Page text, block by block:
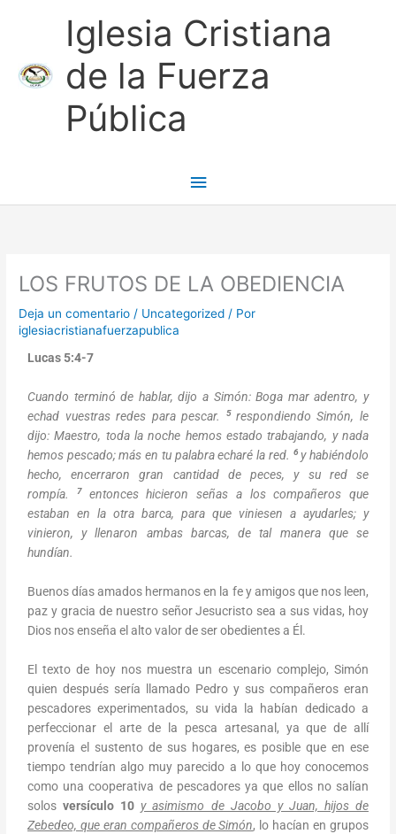
Iglesia Cristiana
de la Fuerza
Pública
Menú
LOS FRUTOS DE LA OBEDIENCIA
Deja un comentario / Uncategorized / Por
iglesiacristianafuerzapublica
Lucas 5:4-7
Cuando terminó de hablar, dijo a Simón: Boga mar adentro, y
echad vuestras redes para pescar.
5 respondiendo Simón, le
dijo: Maestro, toda la noche hemos estado trabajando, y nada
hemos pescado; más en tu palabra echaré la red. 6y habiéndolo
hecho, encerraron gran cantidad de peces, y su red se
rompía.
7 entonces hicieron señas a los compañeros que
estaban en la otra barca, para que viniesen a ayudarles; y
vinieron, y llenaron ambas barcas, de tal manera que se
hundían.
Buenos días amados hermanos en la fe y amigos que nos leen,
paz y gracia de nuestro señor Jesucristo sea a sus vidas, hoy
Dios nos enseña el alto valor de ser obedientes a Él.
El texto de hoy nos muestra un escenario complejo, Simón
quien después sería llamado Pedro y sus compañeros eran
pescadores experimentados, su vida la habían dedicado a
perfeccionar el arte de la pesca artesanal, ya que de allí
provenía el sustento de sus hogares, es posible que en ese
tiempo tendrían algo muy parecido a lo que hoy conocemos
como una cooperativa de pescadores ya que ellos no salían
solosversículo 10 y asimismo de Jacobo y Juan, hijos de
Zebedeo, que eran compañeros de Simón, lo hacían en grupos